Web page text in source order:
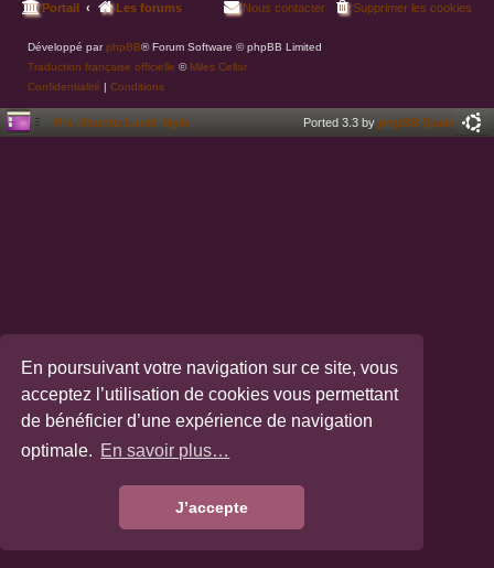
En poursuivant votre navigation sur ce site, vous
acceptez l’utilisation de cookies vous permettant
de bénéficier d’une expérience de navigation
optimale. En savoir plus…
J’accepte
Portail Les forums Supprimer les cookies
Nous contacter
Développé par phpBB® Forum Software © phpBB Limited
Traduction française officielle © Miles Cellar
Confidentialité | Conditions
Pro Ubuntu Lucid Style Ported 3.3 by phpBB Spain